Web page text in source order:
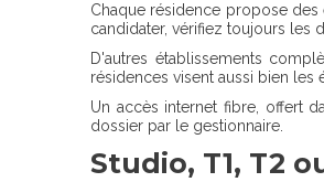
Chaque résidence propose
candidater, vérifiez toujours les
D'autres établissements
résidences visent aussi bien les
Un accès internet fibre, offert
dossier par le gestionnaire.
Studio, T1, T2